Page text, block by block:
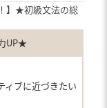
】★初級文法の総
UP★
ィブに近づきたい